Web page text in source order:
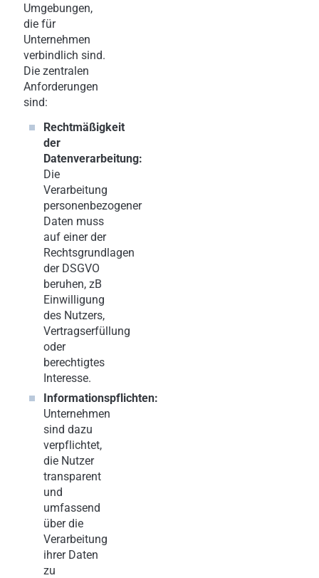
Umgebungen,
die für
Unternehmen
verbindlich sind.
Die zentralen
Anforderungen
sind:
Rechtmäßigkeit
der
Datenverarbeitung:
Die
Verarbeitung
personenbezogener
Daten muss
auf einer der
Rechtsgrundlagen
der DSGVO
beruhen, zB
Einwilligung
des Nutzers,
Vertragserfüllung
oder
berechtigtes
Interesse.
Informationspflichten:
Unternehmen
sind dazu
verpflichtet,
die Nutzer
transparent
und
umfassend
über die
Verarbeitung
ihrer Daten
zu